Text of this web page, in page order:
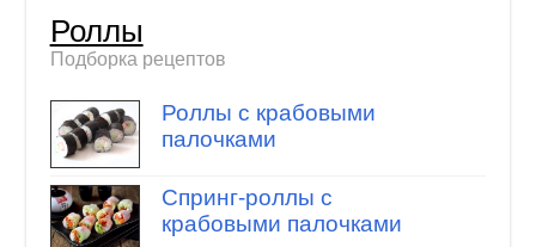
Роллы
Подборка рецептов
Роллы с крабовыми
палочками
Спринг-роллы с
крабовыми палочками